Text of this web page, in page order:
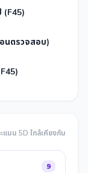
(F45)
นตรวจสอบ)
แนน 5D ใกล้เคียงกัน
9